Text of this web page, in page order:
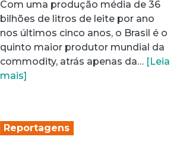
Com uma produção média de 36
bilhões de litros de leite por ano
nos últimos cinco anos, o Brasil é o
quinto maior produtor mundial da
commodity, atrás apenas da… [Leia
mais]
Reportagens